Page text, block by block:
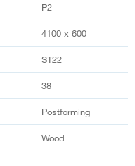
P2
4100 x 600
ST22
38
Postforming
Wood